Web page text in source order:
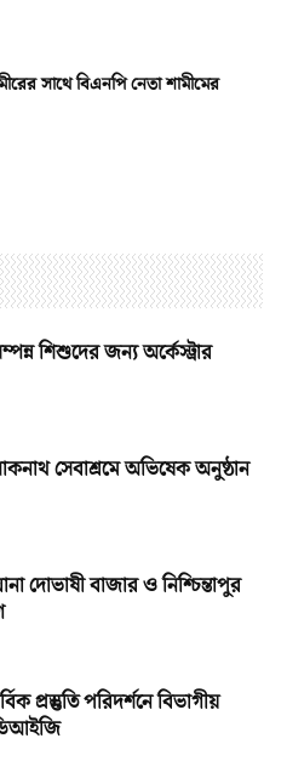
সাথে বিএনপি নেতা শামীমের
শিশুদের জন্য অর্কেস্ট্রার
সেবাশ্রমে অভিষেক অনুষ্ঠান
দোভাষী বাজার ও নিশ্চিন্তাপুর
প্রস্তুতি পরিদর্শনে বিভাগীয়